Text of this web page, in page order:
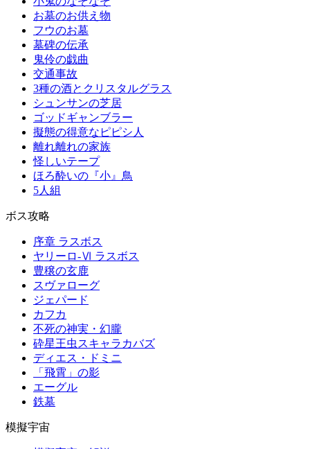
お墓のお供え物
フウのお墓
墓碑の伝承
鬼伶の戯曲
交通事故
3種の酒とクリスタルグラス
シュンサンの芝居
ゴッドギャンブラー
擬態の得意なピピシ人
離れ離れの家族
怪しいテープ
ほろ酔いの『小』鳥
5人組
ボス攻略
序章 ラスボス
ヤリーロ-Ⅵ ラスボス
豊穣の玄鹿
スヴァローグ
ジェパード
カフカ
不死の神実・幻朧
砕星王虫スキャラカバズ
ディエス・ドミニ
「飛霄」の影
エーグル
鉄墓
模擬宇宙